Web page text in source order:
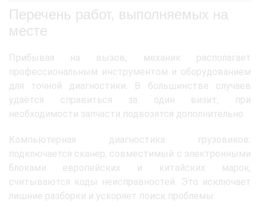
Перечень работ, выполняемых на
месте
Прибывая на вызов, механик располагает
профессиональным инструментом и оборудованием
для точной диагностики. В большинстве случаев
удаётся справиться за один визит, при
необходимости запчасти подвозятся дополнительно.
Компьютерная диагностика грузовиков:
подключается сканер, совместимый с электронными
блоками европейских и китайских марок,
считываются коды неисправностей. Это исключает
лишние разборки и ускоряет поиск проблемы.